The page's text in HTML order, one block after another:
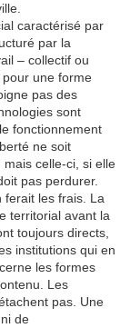
caractérisé par
par la
– collectif ou
une forme
pas des
sont
fonctionnement
ne soit
celle-ci, si elle
pas perdurer.
ferait les frais. La
territorial avant la
toujours directs,
institutions qui en
les formes
Les
pas. Une
de